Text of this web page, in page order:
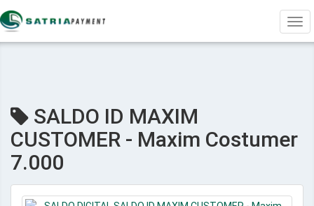
SALDO ID MAXIM
CUSTOMER - Maxim Costumer
7.000